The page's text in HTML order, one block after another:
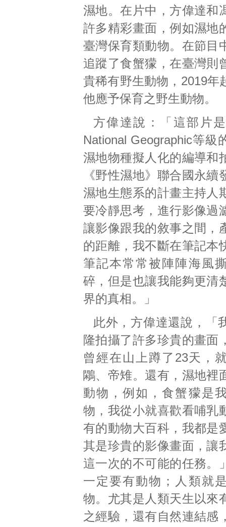
濕地。在片中，方偉達和
許多精彩畫面，例如濕地
臺灣保育類動物。在節目
追蹤了食蟹獴，在臺灣則
貴稀有野生動物，2019年
他應予保育之野生動物。
方偉達說：「這部片
National Geographic等級
濕地物種擬人化的編導和
《野性濕地》聯合國永續
濕地生態系的計畫主持人
要冷靜思考，進行影像過
讓影像跟我的敘事之間，
的距離，我不斷在筆記本
筆記本常常被陣陣海風
碎，但是也讓我能夠更清
界的真相。」
此外，方偉達還說，「
隆拍攝了許多珍貴的畫面
曾經在山上蹲了23天，
鷴、帝雉。還有，濕地裡
動物，例如，食蟹獴是
物，我從小就喜歡看哺乳
有的動物大百科，我都是
其是珍貴的影像畫面，讓
這一次的不可能的任務。
一定要有動物；人類就
物。尤其是人類天生以來
之經驗，還有自然連結感